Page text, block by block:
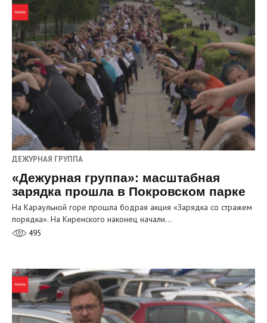
ДЕЖУРНАЯ ГРУППА
«Дежурная группа»: масштабная
зарядка прошла в Покровском парке
На Караульной горе прошла бодрая акция «Зарядка со стражем
порядка». На Киренского наконец начали…
495